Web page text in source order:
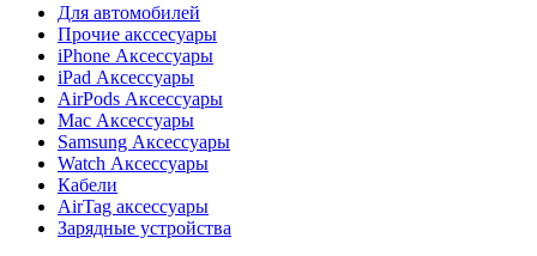
Для автомобилей
Прочие акссесуары
iPhone Аксессуары
iPad Аксессуары
AirPods Аксессуары
Mac Аксессуары
Samsung Аксессуары
Watch Аксессуары
Кабели
AirTag аксессуары
Зарядные устройства